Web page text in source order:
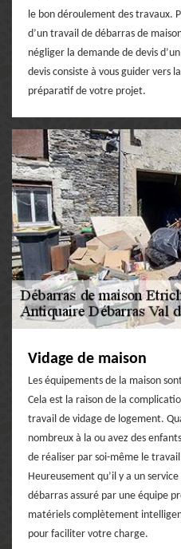
le bon déroulement des travaux.
d’un travail de débarras de
négliger la demande de devis
devis consiste à vous guider vers
préparatif de votre projet.
Vidage de maison
Les équipements de la maison
Cela est la raison de la
travail de vidage de logement.
nombreux à la ou avez des
de réaliser par soi-même le
Heureusement qu’il y a un
débarras assuré par une équipe
matériels complètement
pour faciliter votre charge.